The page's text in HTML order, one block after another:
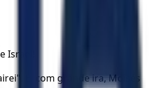
E, com grande ira, Moisés